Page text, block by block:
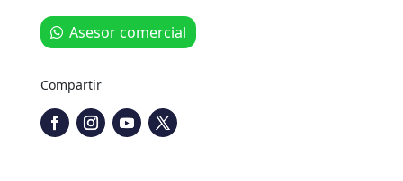
cantidadAsesor comercial
Compartir